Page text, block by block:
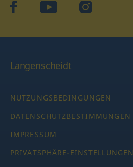
facebookYouTube Instagram
Langenscheidt
NUTZUNGSBEDINGUNGEN
DATENSCHUTZBESTIMMUNGEN
IMPRESSUM
PRIVATSPHÄRE-EINSTELLUNGEN